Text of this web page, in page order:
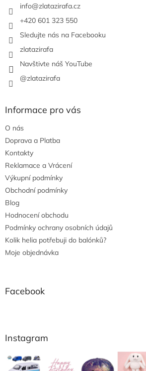
info@zlatazirafa.cz
+420 601 323 550
Sledujte nás na Facebooku
zlatazirafa
Navštivte náš YouTube
@zlatazirafa
Informace pro vás
O nás
Doprava a Platba
Kontakty
Reklamace a Vrácení
Výkupní podmínky
Obchodní podmínky
Blog
Hodnocení obchodu
Podmínky ochrany osobních údajů
Kolik helia potřebuji do balónků?
Moje objednávka
Facebook
Instagram